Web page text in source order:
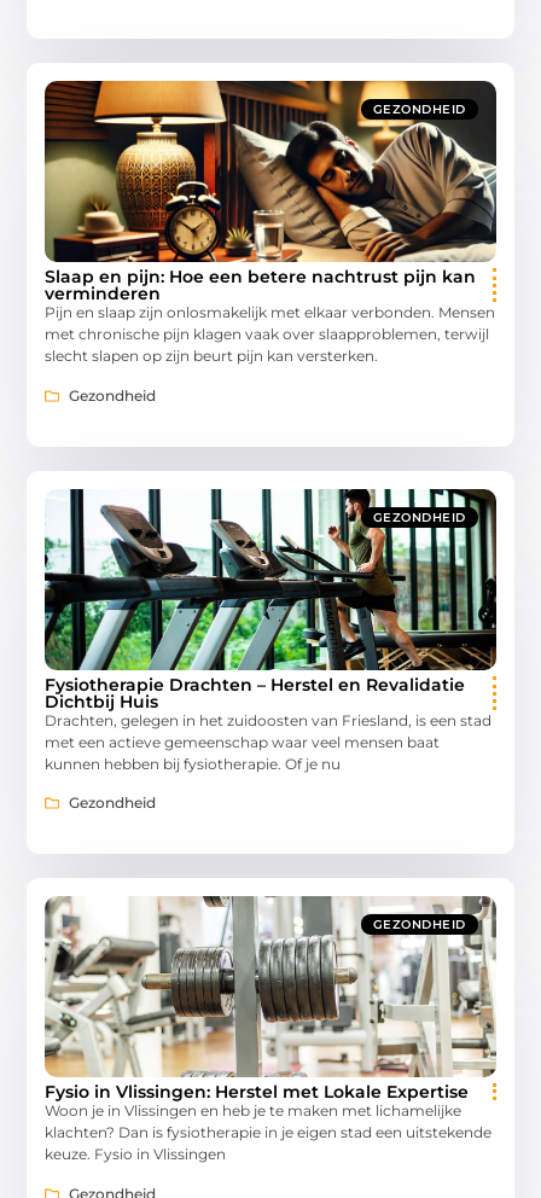
GEZONDHEID
Slaap en pijn: Hoe een betere nachtrust pijn kan
verminderen
Pijn en slaap zijn onlosmakelijk met elkaar verbonden. Mensen
met chronische pijn klagen vaak over slaapproblemen, terwijl
slecht slapen op zijn beurt pijn kan versterken.
Gezondheid
GEZONDHEID
Fysiotherapie Drachten – Herstel en Revalidatie
Dichtbij Huis
Drachten, gelegen in het zuidoosten van Friesland, is een stad
met een actieve gemeenschap waar veel mensen baat
kunnen hebben bij fysiotherapie. Of je nu
Gezondheid
GEZONDHEID
Fysio in Vlissingen: Herstel met Lokale Expertise
Woon je in Vlissingen en heb je te maken met lichamelijke
klachten? Dan is fysiotherapie in je eigen stad een uitstekende
keuze. Fysio in Vlissingen
Gezondheid